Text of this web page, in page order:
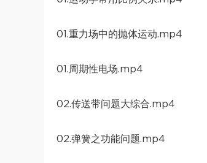
01.重力场中的抛体运动.mp4
01.周期性电场.mp4
02.传送带问题大综合.mp4
02.弹簧之功能问题.mp4